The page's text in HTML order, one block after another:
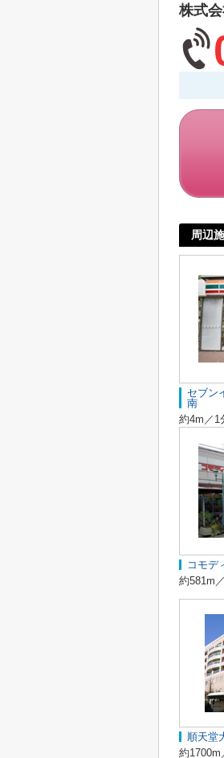
株式
周辺
セブン
南
約4m／1
コモ
約581m
順天堂
約1700m